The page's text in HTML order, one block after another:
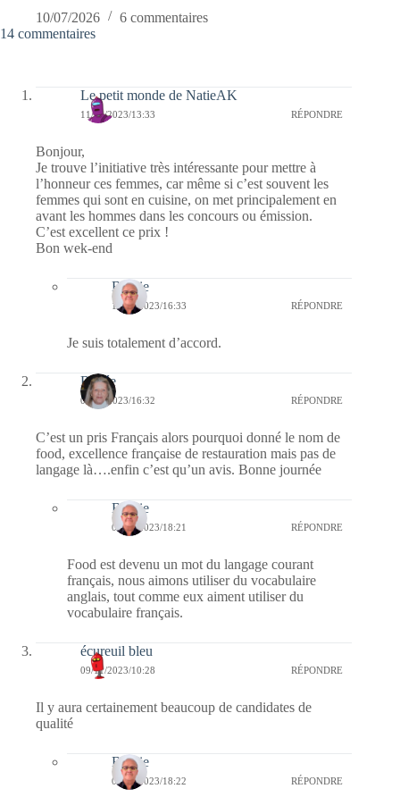
10/07/2026
6 commentaires
14 commentaires
Le petit monde de NatieAK
11/11/2023/13:33 RÉPONDRE
Bonjour,
Je trouve l’initiative très intéressante pour mettre à
l’honneur ces femmes, car même si c’est souvent les
femmes qui sont en cuisine, on met principalement en
avant les hommes dans les concours ou émission.
C’est excellent ce prix !
Bon wek-end
Bernie
12/11/2023/16:33 RÉPONDRE
Je suis totalement d’accord.
Renée
09/11/2023/16:32 RÉPONDRE
C’est un pris Français alors pourquoi donné le nom de
food, excellence française de restauration mais pas de
langage là….enfin c’est qu’un avis. Bonne journée
Bernie
09/11/2023/18:21 RÉPONDRE
Food est devenu un mot du langage courant
français, nous aimons utiliser du vocabulaire
anglais, tout comme eux aiment utiliser du
vocabulaire français.
écureuil bleu
09/11/2023/10:28 RÉPONDRE
Il y aura certainement beaucoup de candidates de
qualité
Bernie
09/11/2023/18:22 RÉPONDRE